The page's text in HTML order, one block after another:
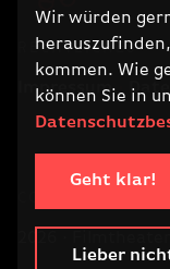
Wir würden
kommen. Wie
können Sie in
Geht klar!
Lieber
RECHTLICHES
Impressum